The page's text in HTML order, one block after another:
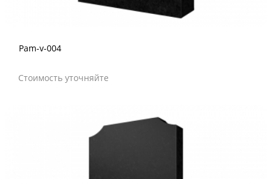
Pam-v-004
Стоимость уточняйте